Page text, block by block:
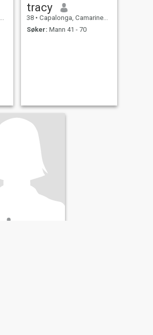
tracy
38 • Capalonga, Camarines Norte, Filippinene
Søker: Mann 41 - 70